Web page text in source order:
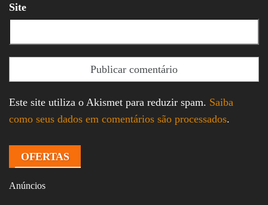
Site
Este site utiliza o Akismet para reduzir spam. Saiba
como seus dados em comentários são processados.
OFERTAS
Anúncios